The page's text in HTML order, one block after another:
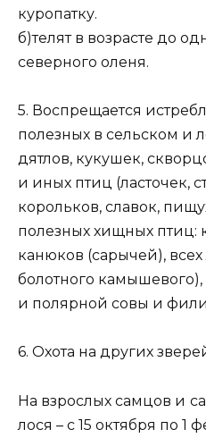
куропатку.
б)телят в возрасте до
северного оленя.
5. Воспрещается
полезных в сельском и
дятлов, кукушек,
и иных птиц (ласточек,
корольков, славок,
полезных хищных птиц:
канюков (сарычей),
болотного
и полярной совы и
6. Охота на других
На взрослых самцов и
лося – с 15 октября по 1